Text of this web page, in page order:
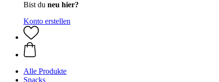
Bist du neu hier?
Konto erstellen
Alle Produkte
Snacks